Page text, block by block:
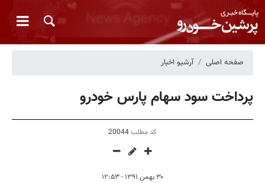
صفحه اصلی آرشیو اخبار
پرداخت سود سهام پارس خودرو
کد مطلب20044
۳۰ بهمن ۱۳۹۱ - ۱۲:۵۳